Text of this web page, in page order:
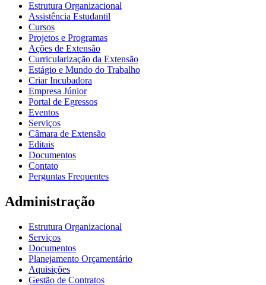
Estrutura Organizacional
Assistência Estudantil
Cursos
Projetos e Programas
Ações de Extensão
Curricularização da Extensão
Estágio e Mundo do Trabalho
Criar Incubadora
Empresa Júnior
Portal de Egressos
Eventos
Serviços
Câmara de Extensão
Editais
Documentos
Contato
Perguntas Frequentes
Administração
Estrutura Organizacional
Serviços
Documentos
Planejamento Orçamentário
Aquisições
Gestão de Contratos